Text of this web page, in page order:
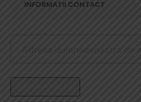
INFORMATII CONTACT